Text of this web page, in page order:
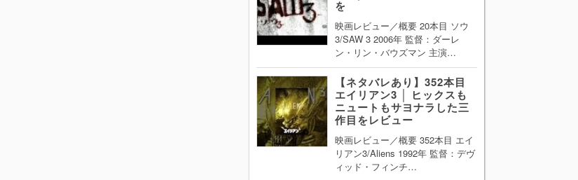
を
映画レビュー／概要 20本目 ソウ
3/SAW 3 2006年 監督：ダーレ
ン・リン・バウズマン 主演…
【ネタバレあり】352本目
エイリアン3 │ ヒックスも
ニュートもサヨナラした三
作目をレビュー
映画レビュー／概要 352本目 エイ
リアン3/Aliens 1992年 監督：デヴ
ィッド・フィンチ…